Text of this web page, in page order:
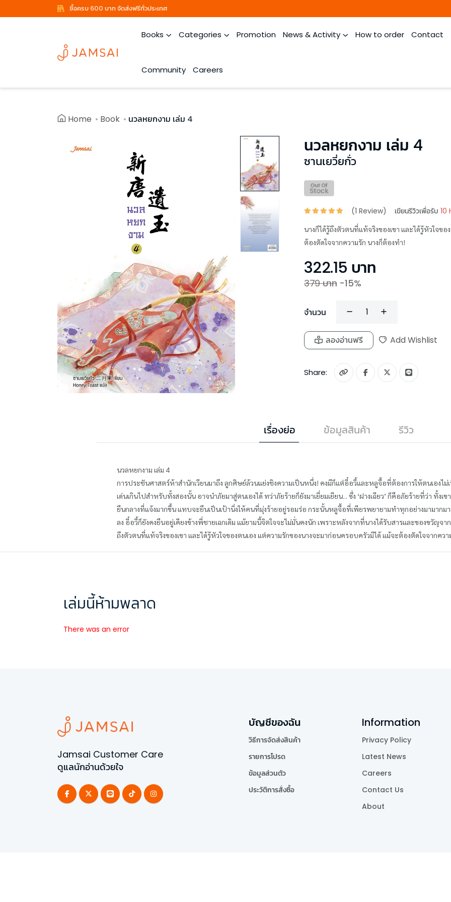
ซื้อครบ 600 บาท จัดส่งฟรีทั่วประเทศ
Books Categories Promotion News & Activity How to order Contact
Community Careers
Home Book นวลหยกงาม เล่ม 4
นวลหยกงาม เล่ม 4
ซานเยวี่ยกั่ว
(1 Review) เขียนรีวิวเพื่อรับ 10
นางก็ได้รู้ถึงตัวตนที่แท้จริงของเขา และได้รู้หัวใจข
ต้องตัดใจจากความรัก นางก็ต้องทำ!
322.15 บาท
379บาท -15%
จำนวน
ลองอ่านฟรี Add Wishlist
Share:
เรื่องย่อ ข้อมูลสินค้า รีวิว
นวลหยกงาม เล่ม 4
การประชันศาสตร์ห้าสำนักเวียนมาถึง ลูกศิษย์ล้วนแย่งชิงความเป็นหนึ่ง! คงมีก็แต่อี๋อวี้และหลูจื้อที่ต้องการให้ตนเองไม่
เด่นเกินไปสำหรับทั้งสองนั้น อาจนำภัยมาสู่ตนเองได้ ทว่าภัยร้ายก็ยังมาเยี่ยมเยียน... ซึ่ง ‘ฝางเฉียว’ ก็คือภัยร้ายที่ว่า ทั้ง
ยืนกลางที่แจ้งมากขึ้น แทบจะยืนเป็นเป้านิ่งให้คนที่มุ่งร้ายอยู่รอมร่อ กระนั้นหลูจื้อที่เพียรพยายามทำทุกอย่างมามาก
ลง อี๋อวี้ก็ยังคงยืนอยู่เคียงข้างพี่ชายเฉกเดิม แม้ยามนี้จิตใจจะไม่มั่นคงนัก เพราะหลังจากที่นางได้รับสารและของขวัญจา
ถึงตัวตนที่แท้จริงของเขา และได้รู้หัวใจของตนเอง แต่ความรักของนางจะมาก่อนครอบครัวมิได้ แม้จะต้องตัดใจจากคว
เล่มนี้ห้ามพลาด
There was an error
Jamsai Customer Care
ดูแลนักอ่านด้วยใจ
บัญชีของฉัน
วิธีการจัดส่งสินค้า
รายการโปรด
ข้อมูลส่วนตัว
ประวัติการสั่งซื้อ
Information
Privacy Policy
Latest News
Careers
Contact Us
About